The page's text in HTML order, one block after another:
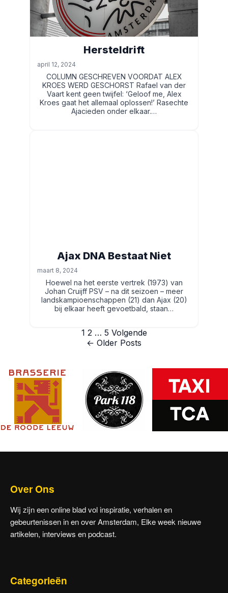
Hersteldrift
april 12, 2024
COLUMN GESCHREVEN VOORDAT ALEX
KROES WERD GESCHORST Rafael van der
Vaart kent geen twijfel: ‘Geloof me, Alex
Kroes gaat het allemaal oplossen!’ Rasechte
Ajacieden onder elkaar.…
Ajax DNA Bestaat Niet
maart 8, 2024
Hoewel na het eerste vertrek (1973) van
Johan Cruijff PSV – na dit seizoen – meer
landskampioenschappen (21) dan Ajax (20)
bij elkaar heeft gevoetbald, staan…
Berichten
paginering
1 2 … 5 Volgende
← Older Posts
Over Ons
Wij zijn een online blad vol inspiratie, verhalen en
gebeurtenissen in en over Amsterdam, Elke week nieuwe
artikelen, interviews en podcast.
Categorieën